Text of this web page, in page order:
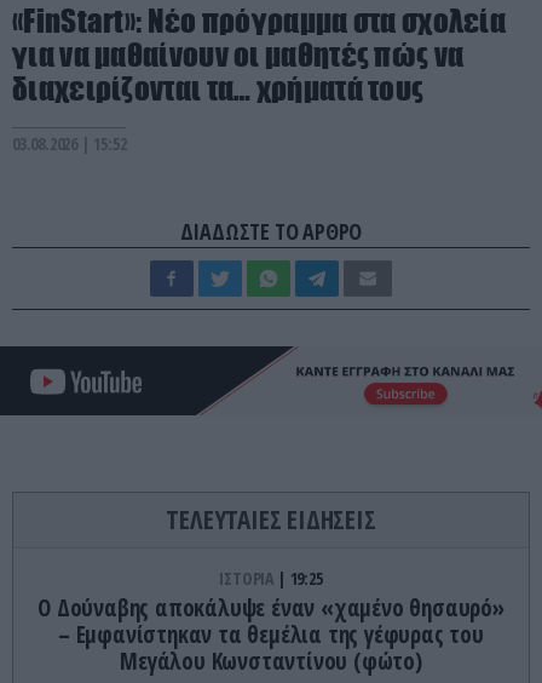
«FinStart»: Νέο πρόγραμμα στα σχολεία
για να μαθαίνουν οι μαθητές πώς να
διαχειρίζονται τα… χρήματά τους
03.08.2026 | 15:52
ΔΙΑΔΩΣΤΕ ΤΟ ΑΡΘΡΟ
ΤΕΛΕΥΤΑΙΕΣ ΕΙΔΗΣΕΙΣ
ΙΣΤΟΡΙΑ 19:25
Ο Δούναβης αποκάλυψε έναν «χαμένο θησαυρό»
– Εμφανίστηκαν τα θεμέλια της γέφυρας του
Μεγάλου Κωνσταντίνου (φώτο)